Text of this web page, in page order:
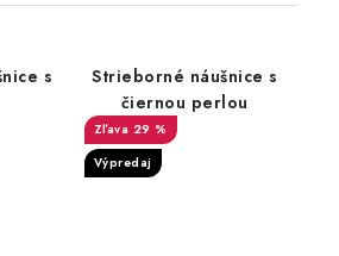
s
Strieborné náušnice s
čiernou perlou
29 %
Výpredaj